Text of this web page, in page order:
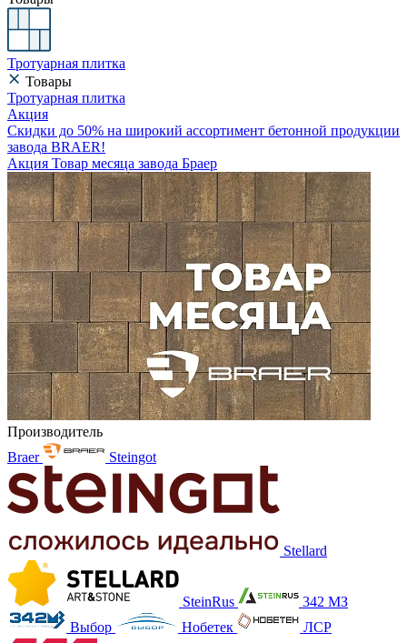
Тротуарная плитка
Товары
Тротуарная плитка
Акция
Скидки до 50% на широкий ассортимент бетонной продукции
завода BRAER!
Акция Товар месяца завода Браер
Производитель
Braer
Steingot
Stellard
SteinRus
342 МЗ
Выбор
Нобетек ЛСР